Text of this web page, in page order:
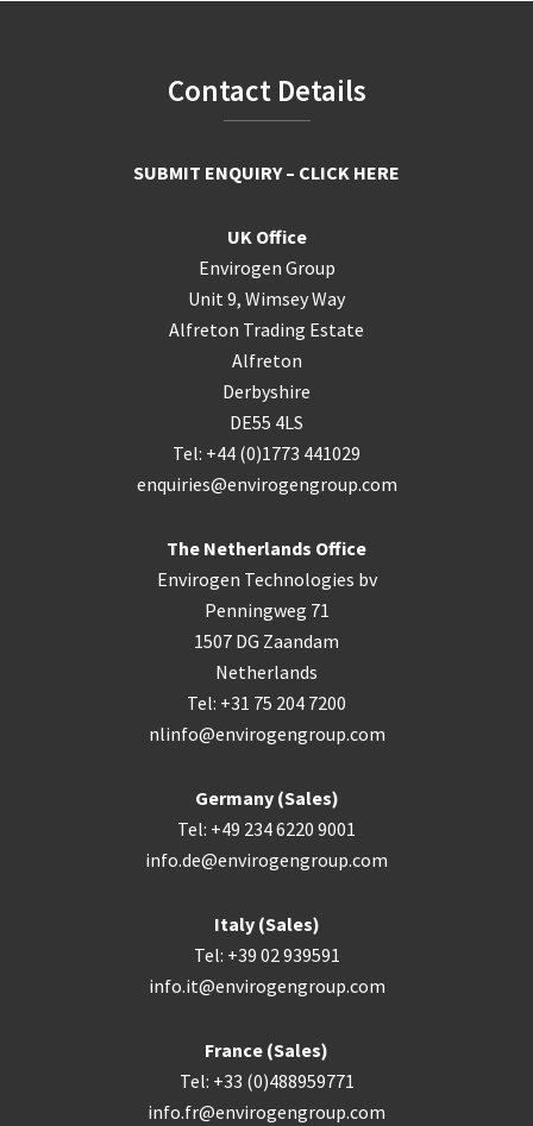
Contact Details
SUBMIT ENQUIRY – CLICK HERE
UK Office
Envirogen Group
Unit 9, Wimsey Way
Alfreton Trading Estate
Alfreton
Derbyshire
DE55 4LS
Tel: +44 (0)1773 441029
enquiries@envirogengroup.com
The Netherlands Office
Envirogen Technologies bv
Penningweg 71
1507 DG Zaandam
Netherlands
Tel: +31 75 204 7200
nlinfo@envirogengroup.com
Germany (Sales)
Tel: +49 234 6220 9001
info.de@envirogengroup.com
Italy (Sales)
Tel: +39 02 939591
info.it@envirogengroup.com
France (Sales)
Tel: +33 (0)488959771
info.fr@envirogengroup.com